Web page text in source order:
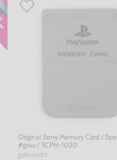
Original Sony Memory Card /
#grau / SCPH-1020
gebraucht